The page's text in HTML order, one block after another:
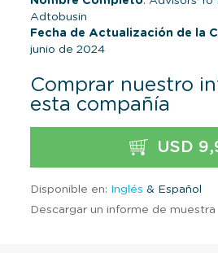
Adtobusin
Fecha de Actualización de la
junio de 2024
Comprar nuestro
esta compañía
USD
Disponible en: Inglés & Español
Descargar un informe de muestra